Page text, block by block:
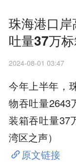
珠海港口
吐量37万
2024-08-01 03:47
今年上半年，
物吞吐量2643
装箱吞吐量37
湾区之声）
原文链接